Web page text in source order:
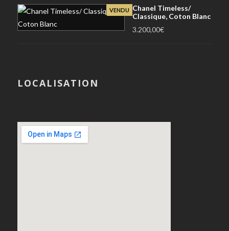
VENDU
Chanel Timeless/
Classique, Coton Blanc
3.200,00€
LOCALISATION